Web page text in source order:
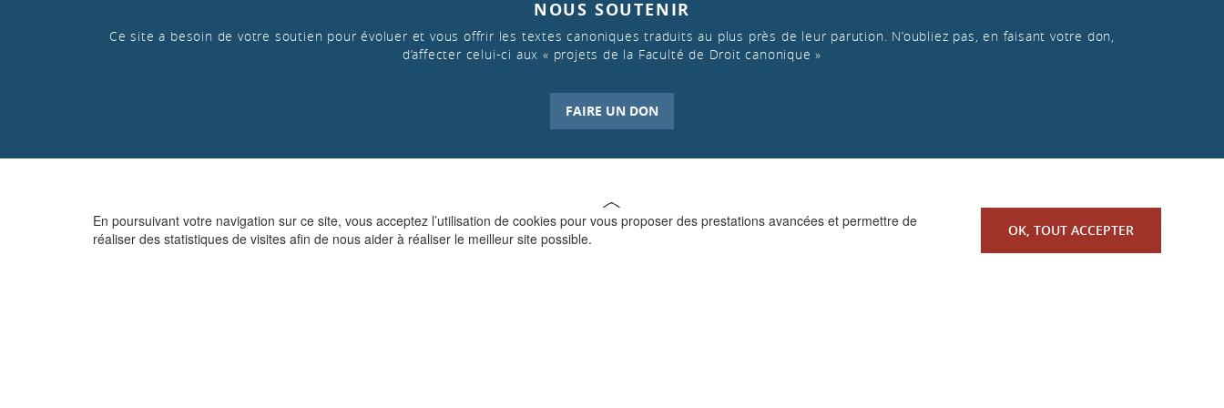
En poursuivant votre navigation sur ce site, vous acceptez l’utilisation de cookies pour vous proposer des prestations avancées et permettre de
réaliser des statistiques de visites afin de nous aider à réaliser le meilleur site possible.
OK, TOUT ACCEPTER
NOUS SOUTENIR
Ce site a besoin de votre soutien pour évoluer et vous offrir les textes canoniques traduits au plus près de leur parution. N’oubliez pas, en faisant votre don,
d’affecter celui-ci aux « projets de la Faculté de Droit canonique »
FAIRE UN DON